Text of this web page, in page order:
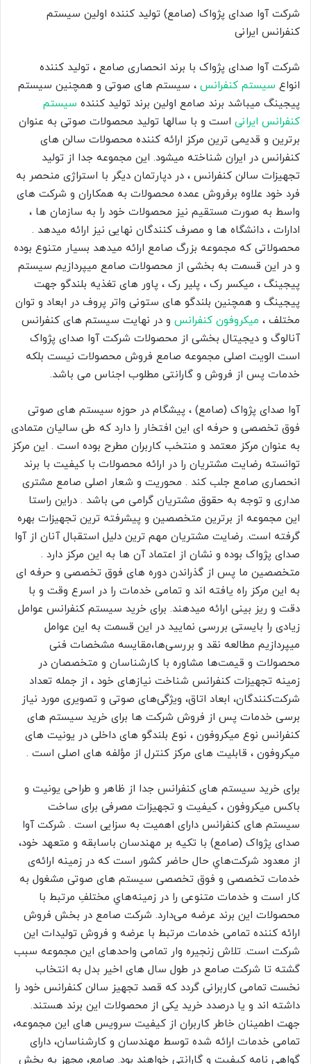
شرکت آوا صدای پژواک (صامع) تولید کننده اولین سیستم
کنفرانس ایرانی
شرکت آوا صدای پژواک با برند انحصاری صامع ، تولید کننده
انواع سیستم کنفرانس ، سیستم های صوتی و همچنین سیستم
پیجینگ میباشد برند صامع اولین برند تولید کننده سیستم
کنفرانس ایرانی است و با سالها تولید محصولات صوتی به عنوان
برترین و قدیمی ترین مرکز ارائه کننده محصولات سالن های
کنفرانس در ایران شناخته میشود. این مجموعه جدا از تولید
تجهیزات سالن کنفرانس ، در دپارتمان دیگر با استراژی منحصر به
فرد خود علاوه برفروش عمده محصولات به همکاران و شرکت های
واسط به صورت مستقیم نیز محصولات خود را به سازمان ها ،
ادارات ، دانشگاه ها و مصرف کنندگان نهایی نیز ارائه میدهد .
محصولاتی که مجموعه بزرگ صامع ارائه میدهد بسیار متنوع بوده
و در این قسمت به بخشی از محصولات صامع میپردازیم سیستم
پیجینگ ، میکسر رک ، پلیر رک ، پاور های تغذیه بلندگو جهت
پیجینگ و همچنین بلندگو های ستونی واتر پروف در ابعاد و توان
مختلف ، میکروفون کنفرانس و در نهایت سیستم های کنفرانس
آنالوگ و دیجیتال بخشی از محصولات شرکت آوا صدای پژواک
است الویت اصلی مجموعه صامع فروش محصولات نیست بلکه
خدمات پس از فروش و گارانتی مطلوب اجناس می باشد.
آوا صدای پژواک (صامع) ، پیشگام در حوزه سیستم های صوتی
فوق تخصصی و حرفه ای این افتخار را دارد که طی سالیان متمادی
به عنوان مرکز معتمد و منتخب کاربران مطرح بوده است . این مرکز
توانسته رضایت مشتریان را در ارائه محصولات با کیفیت با برند
انحصاری صامع جلب کند . محوریت و شعار اصلی صامع مشتری
مداری و توجه به حقوق مشتریان گرامی می باشد . دراین راستا
این مجموعه از برترین متخصصین و پیشرفته ترین تجهیزات بهره
گرفته است. رضایت مشتریان مهم ترین دلیل استقبال آنان از آوا
صدای پژواک بوده و نشان از اعتماد آن ها به این مرکز دارد .
متخصصین ما پس از گذراندن دوره های فوق تخصصی و حرفه ای
به این مرکز راه یافته اند و تمامی خدمات را در اسرع وقت و با
دقت و ریز بینی ارائه میدهند. برای خرید سیستم کنفرانس عوامل
زیادی را بایستی بررسی نمایید در این قسمت به این عوامل
میپردازیم مطالعه نقد و بررسی‌ها،مقایسه مشخصات فنی
محصولات و قیمت‌ها مشاوره با کارشناسان و متخصصان در
زمینه تجهیزات کنفرانس شناخت نیازهای خود ، از جمله تعداد
شرکت‌کنندگان، ابعاد اتاق، ویژگی‌های صوتی و تصویری مورد نیاز
برسی خدمات پس از فروش شرکت ها برای خرید سیستم های
کنفرانس نوع میکروفون ، نوع بلندگو های داخلی در یونیت های
میکروفون ، قابلیت های مرکز کنترل از مؤلفه های اصلی است .
برای خرید سیستم های کنفرانس جدا از ظاهر و طراحی یونیت و
باکس میکروفون ، کیفیت و تجهیزات مصرفی برای ساخت
سیستم های کنفرانس دارای اهمیت به سزایی است . شرکت آوا
صدای پژواک (صامع) با تکیه بر مهندسان باسابقه و متعهد خود،
از معدود شركت‌هاي حال حاضر کشور است که در زمينه ارائه‌ی
خدمات تخصصی و فوق تخصصی سیستم های صوتی مشغول به
کار است و خدمات متنوعی را در زمينه‌هاي مختلفِ مرتبط با
محصولات این برند عرضه می‌دارد. شرکت صامع در بخش فروش
ارائه کننده تمامی خدمات مرتبط با عرضه و فروش تولیدات این
شرکت است. تلاش زنجیره ‌وار تمامی واحدهای این مجموعه سبب
گشته تا شرکت صامع در طول سال های اخیر بدل به انتخاب
نخست تمامی کاربرانی گردد که قصد تجهیز سالن کنفرانس خود را
داشته اند و یا درصدد خرید یکی از محصولات این برند هستند.
جهت اطمینان خاطر کاربران از کیفیت سرویس های این مجموعه،
تمامی خدمات ارائه شده توسط مهندسان و کارشناسان، دارای
گواهی نامه کیفیت و گارانتی خواهند بود. صامع، مجهز به بخش